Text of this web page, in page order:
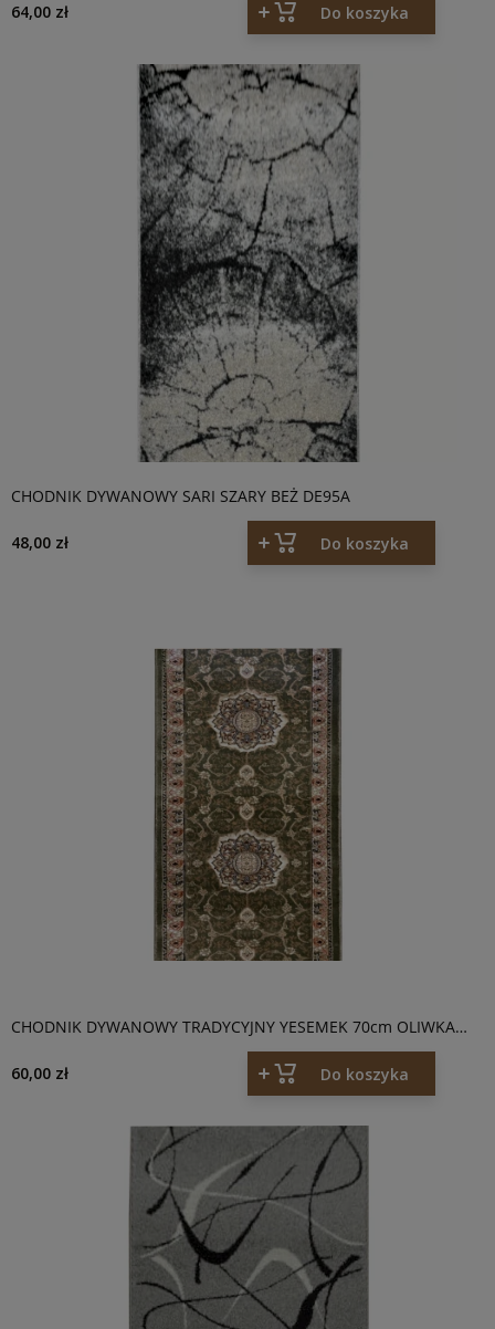
64,00 zł Do koszyka
CHODNIK DYWANOWY SARI SZARY BEŻ DE95A
48,00 zł Do koszyka
CHODNIK DYWANOWY TRADYCYJNY YESEMEK 70cm OLIWKA
60,00 zł
Do koszyka